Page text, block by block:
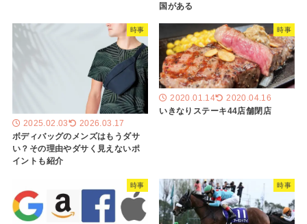
国がある
時事
2025.02.03 2026.03.17
ボディバッグのメンズはもうダサ
い？その理由やダサく見えないポ
イントも紹介
時事
2020.01.14 2020.04.16
いきなりステーキ44店舗閉店
時事 時事